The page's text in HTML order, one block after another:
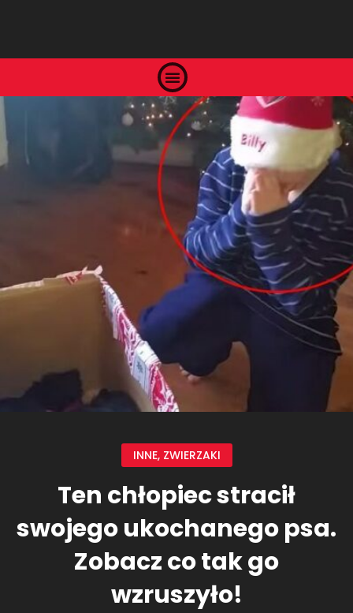
INNE, ZWIERZAKI
Ten chłopiec stracił
swojego ukochanego psa.
Zobacz co tak go
wzruszyło!